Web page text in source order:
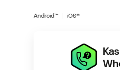
Android™ iOS®